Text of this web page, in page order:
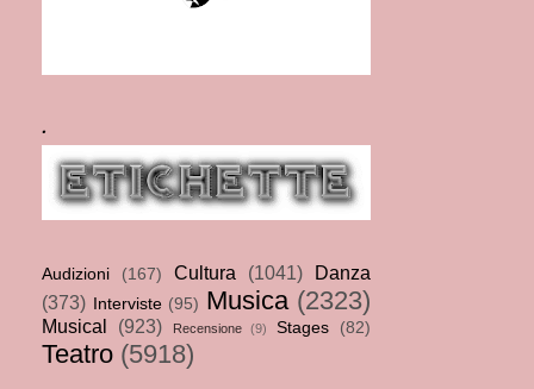
.
Audizioni (167) Cultura (1041)
Danza
(373)
Interviste (95) Musica (2323)
Musical (923) Recensione (9) Stages (82)
Teatro (5918)